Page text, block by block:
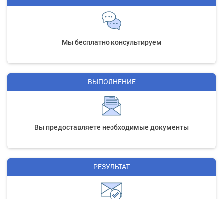
Мы бесплатно консультируем
ВЫПОЛНЕНИЕ
Вы предоставляете необходимые документы
РЕЗУЛЬТАТ